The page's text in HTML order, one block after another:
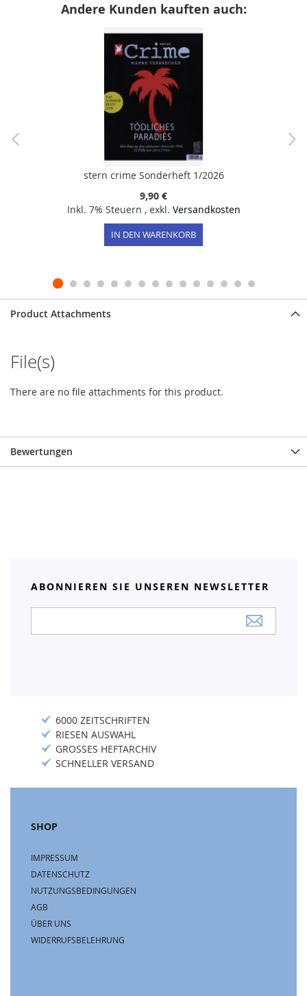
Andere Kunden kauften auch:
stern crime Sonderheft 1/2026
9,90 €
Inkl. 7% Steuern , exkl. Versandkosten
IN DEN WARENKORB
Product Attachments
File(s)
There are no file attachments for this product.
Bewertungen
ABONNIEREN SIE UNSEREN NEWSLETTER
Newsletter:
6000 ZEITSCHRIFTEN
RIESEN AUSWAHL
GROSSES HEFTARCHIV
SCHNELLER VERSAND
SHOP
IMPRESSUM
DATENSCHUTZ
NUTZUNGSBEDINGUNGEN
AGB
ÜBER UNS
WIDERRUFSBELEHRUNG